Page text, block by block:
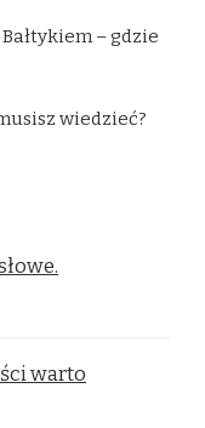
– gdzie
wiedzieć?
warto